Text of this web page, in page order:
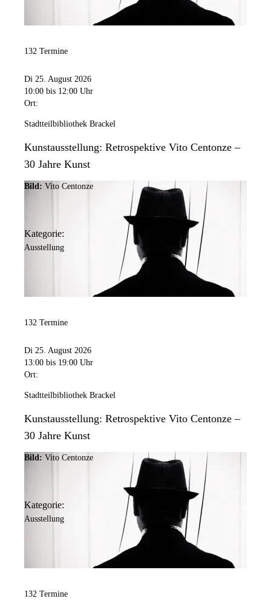
132 Termine
Di 25. August 2026
10:00 bis 12:00 Uhr
Ort:
Stadtteilbibliothek Brackel
Kunstausstellung: Retrospektive Vito Centonze –
30 Jahre Kunst
Bild: Vito Centonze
Kategorie:
Ausstellung
132 Termine
Di 25. August 2026
13:00 bis 19:00 Uhr
Ort:
Stadtteilbibliothek Brackel
Kunstausstellung: Retrospektive Vito Centonze –
30 Jahre Kunst
Bild: Vito Centonze
Kategorie:
Ausstellung
132 Termine